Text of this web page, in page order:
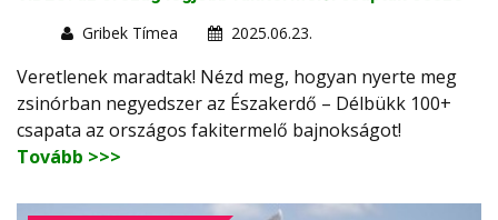
Gribek Tímea
2025.06.23.
Veretlenek maradtak! Nézd meg, hogyan nyerte meg
zsinórban negyedszer az Északerdő – Délbükk 100+
csapata az országos fakitermelő bajnokságot!
Tovább >>>